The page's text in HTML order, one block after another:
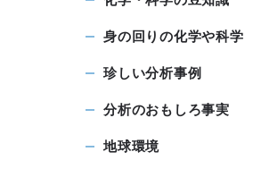
身の回りの化学や科学
珍しい分析事例
分析のおもしろ事実
地球環境